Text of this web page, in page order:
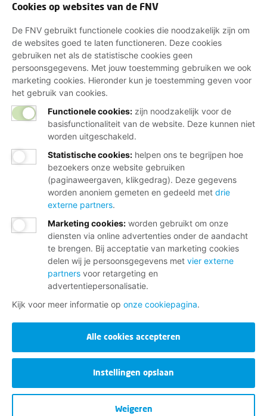
Cookies op websites van de FNV
De FNV gebruikt functionele cookies die noodzakelijk zijn om
de websites goed te laten functioneren. Deze cookies
gebruiken net als de statistische cookies geen
persoonsgegevens. Met jouw toestemming gebruiken we ook
marketing cookies. Hieronder kun je toestemming geven voor
het gebruik van cookies.
Functionele cookies: zijn noodzakelijk voor de
basisfunctionaliteit van de website. Deze kunnen niet
worden uitgeschakeld.
Statistische cookies: helpen ons te begrijpen hoe
bezoekers onze website gebruiken
(paginaweergaven, klikgedrag). Deze gegevens
worden anoniem gemeten en gedeeld met drie
externe partners.
Marketing cookies: worden gebruikt om onze
diensten via online advertenties onder de aandacht
te brengen. Bij acceptatie van marketing cookies
delen wij je persoonsgegevens met vier externe
partners voor retargeting en
advertentiepersonalisatie.
Kijk voor meer informatie op onze cookiepagina.
Alle cookies accepteren
Instellingen opslaan
Weigeren